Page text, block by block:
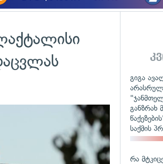
გიგა
განზრახ
საქმის
რა